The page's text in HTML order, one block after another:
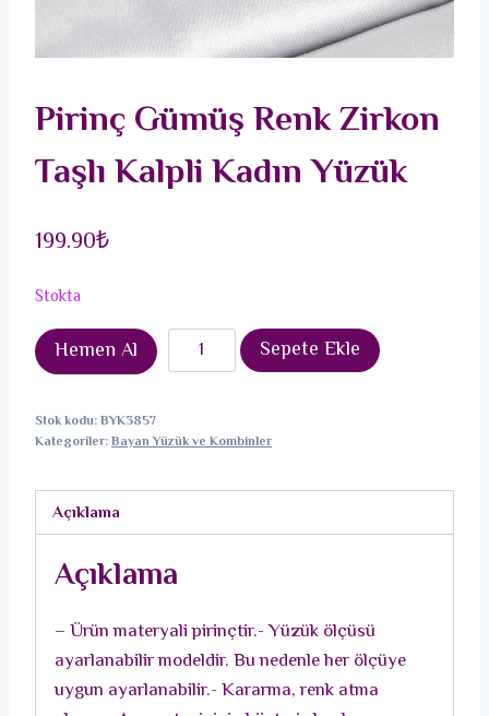
Pirinç Gümüş Renk Zirkon
Taşlı Kalpli Kadın Yüzük
199.90₺
Stokta
Hemen Al
Pirinç
Gümüş
Zirkon
Kalpli
adet
Sepete Ekle
Stok kodu:BYK3857
Kategoriler:Bayan Yüzük ve Kombinler
Açıklama
Açıklama
– Ürün materyali pirinçtir.- Yüzük ölçüsü
ayarlanabilir modeldir. Bu nedenle her ölçüye
uygun ayarlanabilir.- Kararma, renk atma